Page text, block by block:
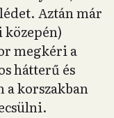
Aztán már
közepén)
megkéri a
hátterű és
a korszakban